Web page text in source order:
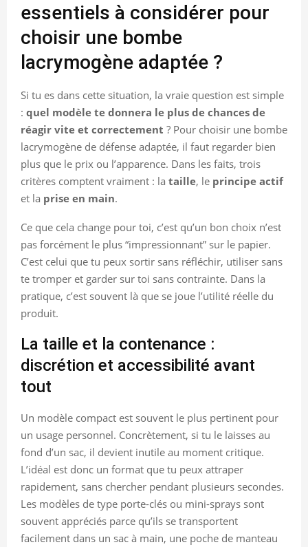
essentiels à considérer pour
choisir une bombe
lacrymogène adaptée ?
Si tu es dans cette situation, la vraie question est simple
: quel modèle te donnera le plus de chances de
réagir vite et correctement ? Pour choisir une bombe
lacrymogène de défense adaptée, il faut regarder bien
plus que le prix ou l’apparence. Dans les faits, trois
critères comptent vraiment : la taille, le principe actif
et la prise en main.
Ce que cela change pour toi, c’est qu’un bon choix n’est
pas forcément le plus “impressionnant” sur le papier.
C’est celui que tu peux sortir sans réfléchir, utiliser sans
te tromper et garder sur toi sans contrainte. Dans la
pratique, c’est souvent là que se joue l’utilité réelle du
produit.
La taille et la contenance :
discrétion et accessibilité avant
tout
Un modèle compact est souvent le plus pertinent pour
un usage personnel. Concrètement, si tu le laisses au
fond d’un sac, il devient inutile au moment critique.
L’idéal est donc un format que tu peux attraper
rapidement, sans chercher pendant plusieurs secondes.
Les modèles de type porte-clés ou mini-sprays sont
souvent appréciés parce qu’ils se transportent
facilement dans un sac à main, une poche de manteau